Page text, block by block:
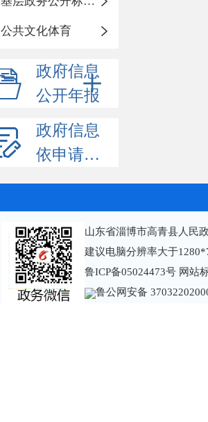
公共文化体育
政府信息
公开年报
政府信息
依申请公开
山东省淄博市高青县人民
建议电脑分辨率大于
鲁ICP备05024473号 网站
鲁公网安备